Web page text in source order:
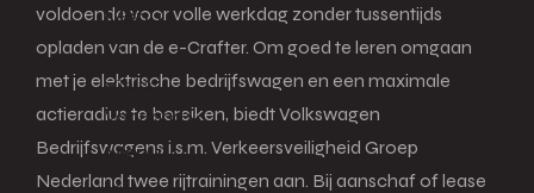
Menu
Terug
Voorraad
Menu
voldoende voor volle werkdag zonder tussentijds
opladen van de e-Crafter. Om goed te leren omgaan
met je elektrische bedrijfswagen en een maximale
actieradius te bereiken, biedt Volkswagen
Bedrijfswagens i.s.m. Verkeersveiligheid Groep
Nederland twee rijtrainingen aan. Bij aanschaf of lease